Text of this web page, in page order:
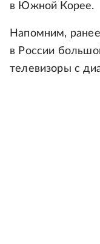
в Южной Корее.
Напомним,
в России
телевизоры с